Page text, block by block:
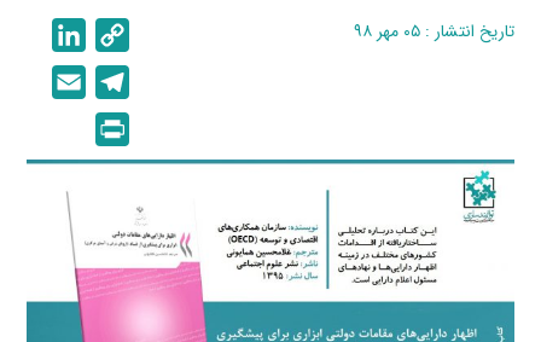
تاریخ انتشار : ۰۵ مهر ۹۸
o
p
y
L
n
k
i
n
e
e
l
r
a
m
r
t